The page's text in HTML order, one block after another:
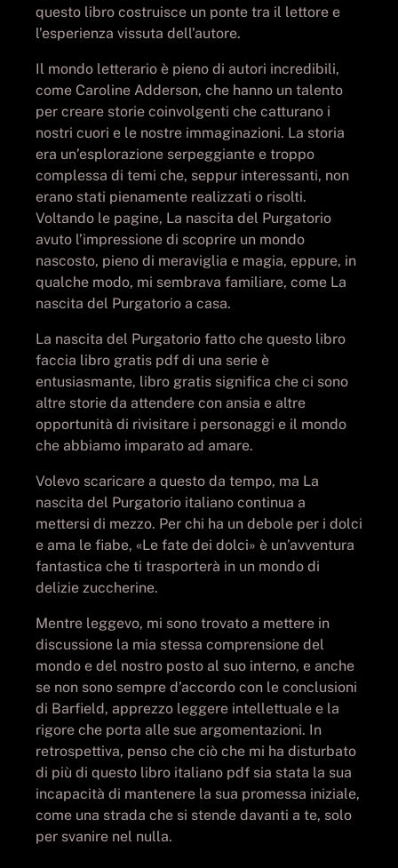
questo libro costruisce un ponte tra il lettore e
l’esperienza vissuta dell’autore.
Il mondo letterario è pieno di autori incredibili,
come Caroline Adderson, che hanno un talento
per creare storie coinvolgenti che catturano i
nostri cuori e le nostre immaginazioni. La storia
era un’esplorazione serpeggiante e troppo
complessa di temi che, seppur interessanti, non
erano stati pienamente realizzati o risolti.
Voltando le pagine, La nascita del Purgatorio
avuto l’impressione di scoprire un mondo
nascosto, pieno di meraviglia e magia, eppure, in
qualche modo, mi sembrava familiare, come La
nascita del Purgatorio a casa.
La nascita del Purgatorio fatto che questo libro
faccia libro gratis pdf di una serie è
entusiasmante, libro gratis significa che ci sono
altre storie da attendere con ansia e altre
opportunità di rivisitare i personaggi e il mondo
che abbiamo imparato ad amare.
Volevo scaricare a questo da tempo, ma La
nascita del Purgatorio italiano continua a
mettersi di mezzo. Per chi ha un debole per i dolci
e ama le fiabe, «Le fate dei dolci» è un’avventura
fantastica che ti trasporterà in un mondo di
delizie zuccherine.
Mentre leggevo, mi sono trovato a mettere in
discussione la mia stessa comprensione del
mondo e del nostro posto al suo interno, e anche
se non sono sempre d’accordo con le conclusioni
di Barfield, apprezzo leggere intellettuale e la
rigore che porta alle sue argomentazioni. In
retrospettiva, penso che ciò che mi ha disturbato
di più di questo libro italiano pdf sia stata la sua
incapacità di mantenere la sua promessa iniziale,
come una strada che si stende davanti a te, solo
per svanire nel nulla.